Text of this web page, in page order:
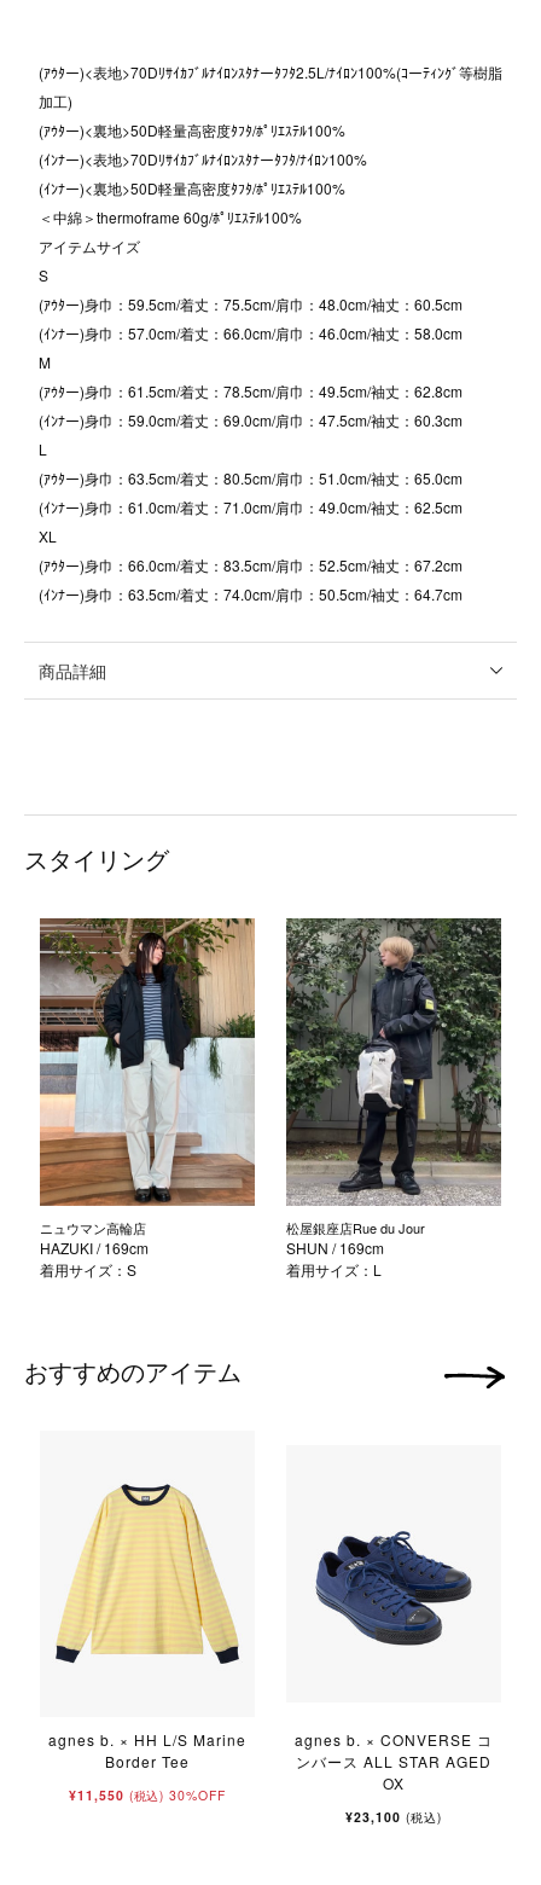
(ｱｳﾀー)<表地>70Dﾘｻｲｶﾌﾞﾙﾅｲﾛﾝｽﾀﾅーﾀﾌﾀ2.5L/ﾅｲﾛﾝ100%(ｺーﾃｨﾝｸﾞ等樹脂
加工)
(ｱｳﾀー)<裏地>50D軽量高密度ﾀﾌﾀ/ﾎﾟﾘｴｽﾃﾙ100%
(ｲﾝﾅー)<表地>70Dﾘｻｲｶﾌﾞﾙﾅｲﾛﾝｽﾀﾅーﾀﾌﾀ/ﾅｲﾛﾝ100%
(ｲﾝﾅー)<裏地>50D軽量高密度ﾀﾌﾀ/ﾎﾟﾘｴｽﾃﾙ100%
＜中綿＞thermoframe 60g/ﾎﾟﾘｴｽﾃﾙ100%
アイテムサイズ
S
(ｱｳﾀー)身巾：59.5cm/着丈：75.5cm/肩巾：48.0cm/袖丈：60.5cm
(ｲﾝﾅー)身巾：57.0cm/着丈：66.0cm/肩巾：46.0cm/袖丈：58.0cm
M
(ｱｳﾀー)身巾：61.5cm/着丈：78.5cm/肩巾：49.5cm/袖丈：62.8cm
(ｲﾝﾅー)身巾：59.0cm/着丈：69.0cm/肩巾：47.5cm/袖丈：60.3cm
L
(ｱｳﾀー)身巾：63.5cm/着丈：80.5cm/肩巾：51.0cm/袖丈：65.0cm
(ｲﾝﾅー)身巾：61.0cm/着丈：71.0cm/肩巾：49.0cm/袖丈：62.5cm
XL
(ｱｳﾀー)身巾：66.0cm/着丈：83.5cm/肩巾：52.5cm/袖丈：67.2cm
(ｲﾝﾅー)身巾：63.5cm/着丈：74.0cm/肩巾：50.5cm/袖丈：64.7cm
商品詳細
スタイリング
ニュウマン高輪店
HAZUKI/ 169cm
着用サイズ：S
松屋銀座店Rue du Jour
SHUN / 169cm
着用サイズ：L
おすすめのアイテム
agnes b. × HH L/S Marine
Border Tee
¥11,550 (税込) 30%OFF
agnes b. × CONVERSE コ
ンバース ALL STAR AGED
OX
¥23,100 (税込)
次の画像